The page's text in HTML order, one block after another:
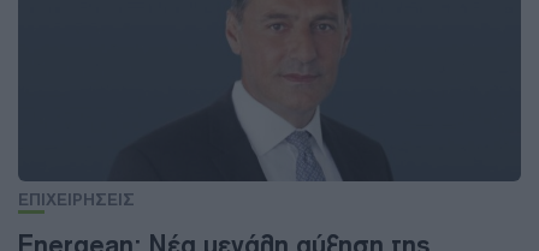
ΕΠΙΧΕΙΡΗΣΕΙΣ